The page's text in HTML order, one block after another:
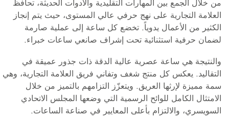
من خلال الجمع بين المهارات التقليدية والأدوات الحديثة، تحافظ
العلامة التجارية على نهج حرفي عالي المستوى، حيث يتم إنجاز
الكثير من الأعمال يدوياً. تخضع كل ساعة إلى عملية صارمة
لضمان حرفية استثنائية تحت إشراف صانعي ساعات خبراء.
والنتيجة هي ساعة عصرية عالية الدقة ذات جذور عميقة في
التقاليد. يعكس كل منتج شغف وتفاني فريق العلامة التجارية، وهي
سمة مميزة لإرثها العريق. ويتعزّز التزامهم بالتميز من خلال
الامتثال الكامل للوائح الرسمية التي وضعها المجلس الاتحادي
السويسري، والالتزام بأعلى المعايير في صناعة الساعات.